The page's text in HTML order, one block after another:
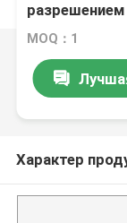
разрешением
MOQ：1
Характер